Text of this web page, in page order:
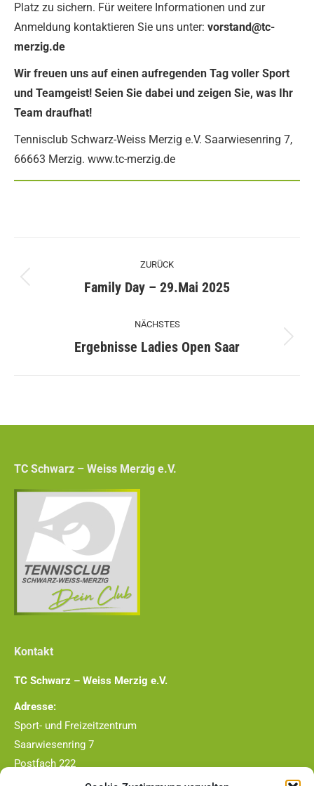
Platz zu sichern. Für weitere Informationen und zur
Anmeldung kontaktieren Sie uns unter: vorstand@tc-
merzig.de
Wir freuen uns auf einen aufregenden Tag voller Sport
und Teamgeist! Seien Sie dabei und zeigen Sie, was Ihr
Team draufhat!
Tennisclub Schwarz-Weiss Merzig e.V. Saarwiesenring 7,
66663 Merzig. www.tc-merzig.de
Kommentarnavigation
ZURÜCK
Vorheriger
Family Day – 29.Mai 2025
NÄCHSTES
Nächster
Ergebnisse Ladies Open Saar
TC Schwarz – Weiss Merzig e.V.
Kontakt
TC Schwarz – Weiss Merzig e.V.
Adresse:
Sport- und Freizeitzentrum
Saarwiesenring 7
Postfach 222